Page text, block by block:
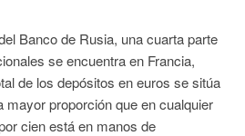
Banco de Rusia, una cuarta parte
se encuentra en Francia,
de los depósitos en euros se sitúa
mayor proporción que en cualquier
cien está en manos de